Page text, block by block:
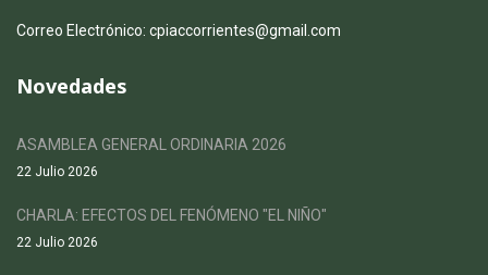
Correo Electrónico: cpiaccorrientes@gmail.com
Novedades
ASAMBLEA GENERAL ORDINARIA 2026
22 Julio 2026
CHARLA: EFECTOS DEL FENÓMENO "EL NIÑO"
22 Julio 2026